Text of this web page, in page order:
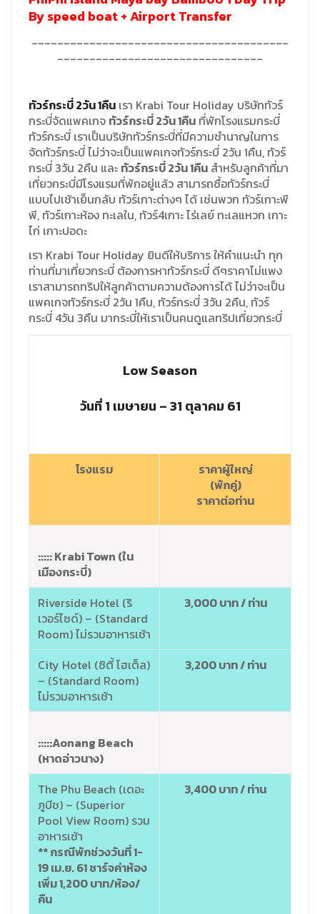
By speed boat + Airport Transfer
________________________________________
________________________________
ทัวร์กระบี่2วัน1คืน เรา Krabi Tour Holiday บริษัททัวร์
กระบี่จัดแพคเกจ ทัวร์กระบี่2วัน1คืน ที่พักโรงแรมกระบี่
ทัวร์กระบี่ เราเป็นบริษัททัวร์กระบี่ที่มีความชำนาญในการ
จัดทัวร์กระบี่ไม่ว่าจะเป็นแพคเกจทัวร์กระบี่ 2วัน 1คืน, ทัวร์
กระบี่ 3วัน 2คืน และ ทัวร์กระบี่2วัน1คืน สำหรับลูกค้าที่มา
เที่ยวกระบี่มีโรงแรมที่พักอยู่แล้ว สามารถซื้อทัวร์กระบี่
แบบไปเช้าเย็นกลับ ทัวร์เกาะต่างๆ ได้ เช่นพวก ทัวร์เกาะพี
พี, ทัวร์เกาะห้อง ทะเลใน, ทัวร์4เกาะไร่เลย์ ทะเลแหวก เกาะ
ไก่ เกาะปอดะ
เรา Krabi Tour Holiday ยินดีให้บริการให้คำแนะนำ ทุก
ท่านที่มาเที่ยวกระบี่ ต้องการหาทัวร์กระบี่ ดีๆราคาไม่แพง
เราสามารถทริปให้ลูกค้าตามความต้องการได้ไม่ว่าจะเป็น
แพคเกจทัวร์กระบี่ 2วัน 1คืน, ทัวร์กระบี่ 3วัน 2คืน, ทัวร์
กระบี่ 4วัน 3คืน มากระบี่ให้เราเป็นคนดูแลทริปเที่ยวกระบี่
Low Season
วันที่ 1 เมษายน – 31 ตุลาคม 61
โรงแรม
ราคาผู้ใหญ่
(พักคู่)
ราคาต่อท่าน
::::: Krabi Town (ใน
เมืองกระบี่)
Riverside Hotel (ริ
เวอร์ไซด์) – (Standard
Room) ไม่รวมอาหารเช้า
3,000 บาท / ท่าน
City Hotel (ซิตี้ โฮเต็ล)
– (Standard Room)
ไม่รวมอาหารเช้า
3,200 บาท / ท่าน
:::::Aonang Beach
(หาดอ่าวนาง)
The Phu Beach (เดอะ
ภูบีช) – (Superior
Pool View Room) รวม
อาหารเช้า
** กรณีพักช่วงวันที่ 1-
19 เม.ย. 61 ชาร์จค่าห้อง
เพิ่ม 1,200 บาท/ห้อง/
คืน
3,400 บาท / ท่าน